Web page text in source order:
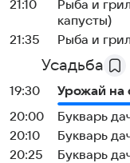
21:10
Рыба и
капусты)
21:35
Рыба и
Усадьба
19:30
Урожай на
20:00
Букварь
20:10
Букварь
20:25
Букварь